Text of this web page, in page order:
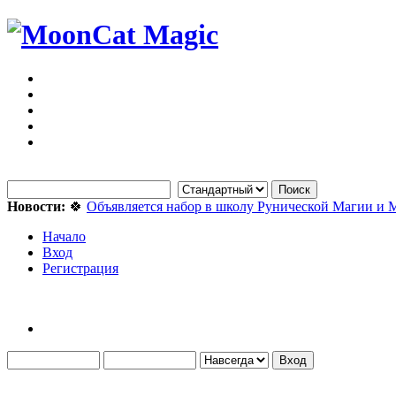
Новости: 🍀 Объявляется набор в школу Рунической Магии и
Начало
Вход
Регистрация